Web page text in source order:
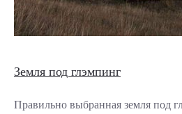
Земля под глэмпинг
Правильно выбранная земля под